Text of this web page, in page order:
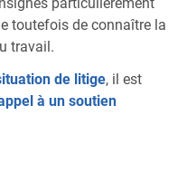
particulièrement
toutefois de connaître la
travail.
de litige, il est
à un soutien